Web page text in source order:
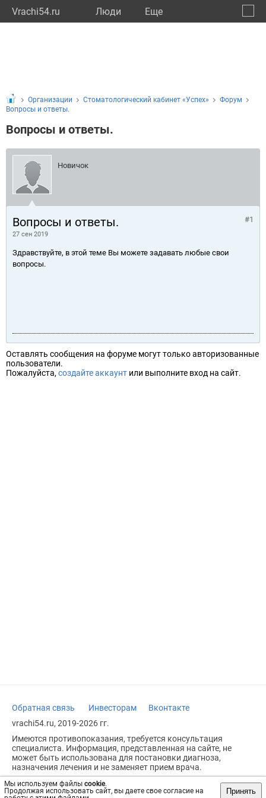
Vrachi54.ru Люди Eще
Мы используем файлы cookie.
Продолжая использовать сайт, вы даете свое согласие на
Принять
Организации Стоматологический кабинет «Успех»
Форум
Вопросы и ответы.
Вопросы и ответы.
Новичок
Вопросы и ответы.
27 сен 2019
#1
Здравствуйте, в этой теме Вы можете задавать любые свои
вопросы.
Оставлять сообщения на форуме могут только авторизованные
пользователи.
Пожалуйста, создайте аккаунт или выполните вход на сайт.
Обратная связь Инвесторам
Вконтакте
vrachi54.ru, 2019-2026 гг.
Имеются противопоказания, требуется консультация
специалиста. Информация, представленная на сайте, не
может быть использована для постановки диагноза,
назначения лечения и не заменяет прием врача.
Возрастное ограничение: 18+